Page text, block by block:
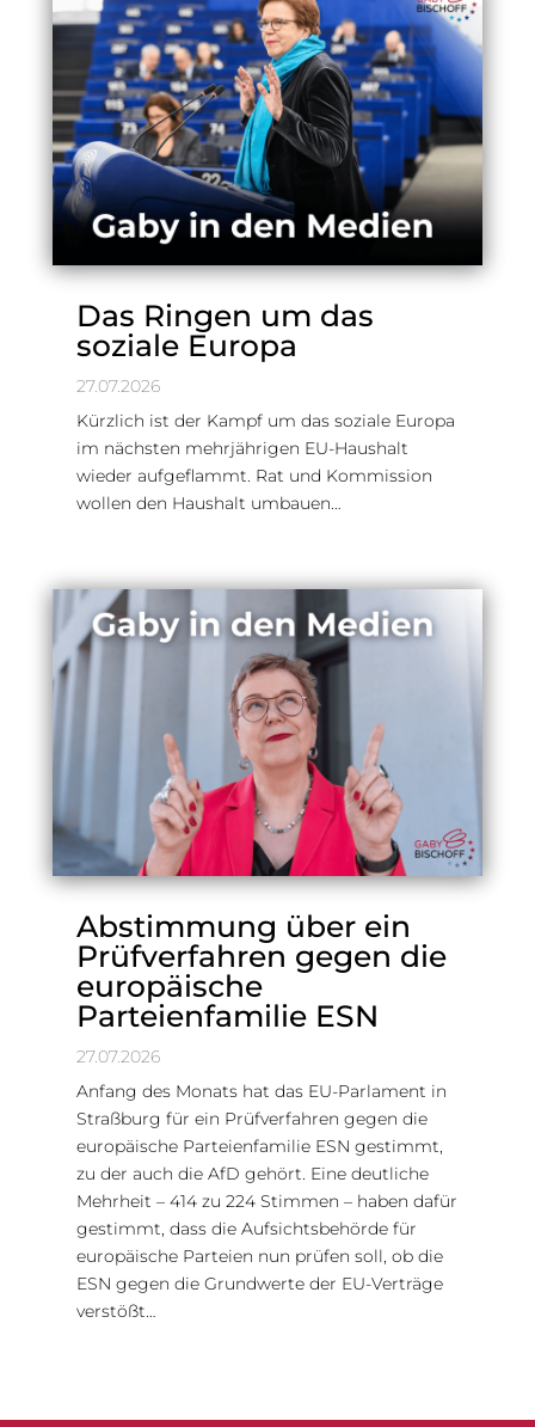
Das Ringen um das
soziale Europa
27.07.2026
Kürzlich ist der Kampf um das soziale Europa
im nächsten mehrjährigen EU-Haushalt
wieder aufgeflammt. Rat und Kommission
wollen den Haushalt umbauen…
Abstimmung über ein
Prüfverfahren gegen die
europäische
Parteienfamilie ESN
27.07.2026
Anfang des Monats hat das EU-Parlament in
Straßburg für ein Prüfverfahren gegen die
europäische Parteienfamilie ESN gestimmt,
zu der auch die AfD gehört. Eine deutliche
Mehrheit – 414 zu 224 Stimmen – haben dafür
gestimmt, dass die Aufsichtsbehörde für
europäische Parteien nun prüfen soll, ob die
ESN gegen die Grundwerte der EU-Verträge
verstößt…